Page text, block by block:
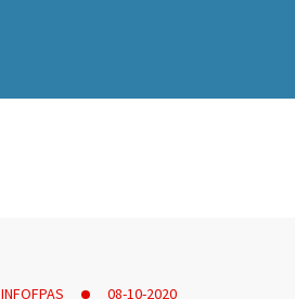
INFOFPAS 08-10-2020